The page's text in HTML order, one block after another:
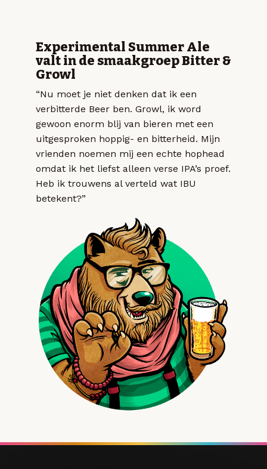
Experimental Summer Ale
valt in de smaakgroep Bitter &
Growl
“Nu moet je niet denken dat ik een
verbitterde Beer ben. Growl, ik word
gewoon enorm blij van bieren met een
uitgesproken hoppig- en bitterheid. Mijn
vrienden noemen mij een echte hophead
omdat ik het liefst alleen verse IPA’s proef.
Heb ik trouwens al verteld wat IBU
betekent?”